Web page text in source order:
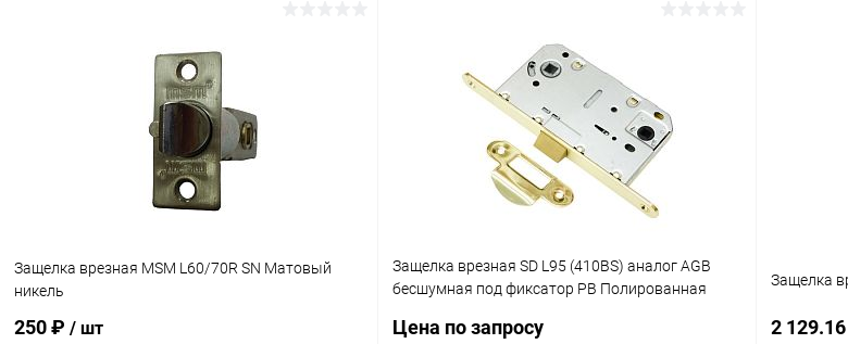
Защелка врезная MSM L60/70R SN Матовый
никель
250 ₽ / шт
Защелка врезная SD L95 (410BS) аналог AGB
бесшумная под фиксатор PB Полированная
Цена по запросу
Защелка
2